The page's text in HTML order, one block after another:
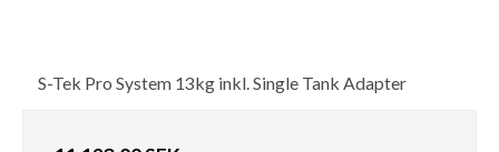
S-Tek Pro System 13kg inkl. Single Tank Adapter